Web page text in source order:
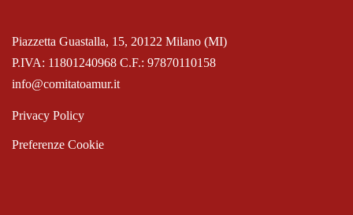
P.IVA: 11801240968 C.F.: 97870110158
Piazzetta Guastalla, 15, 20122 Milano (MI)
info@comitatoamur.it
Privacy Policy
Preferenze Cookie